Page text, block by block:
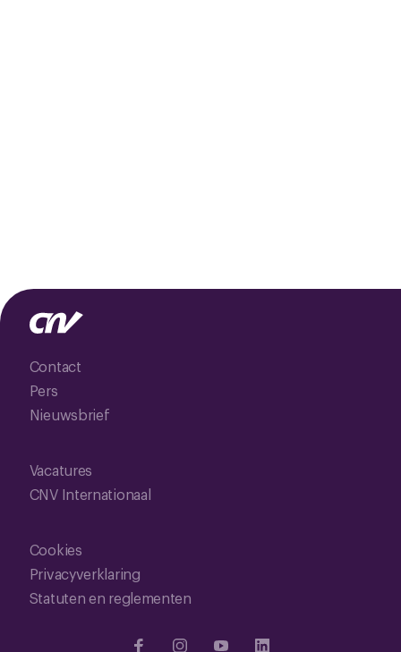
Contact
Pers
Nieuwsbrief
Vacatures
CNV Internationaal
Cookies
Privacyverklaring
Statuten en reglementen